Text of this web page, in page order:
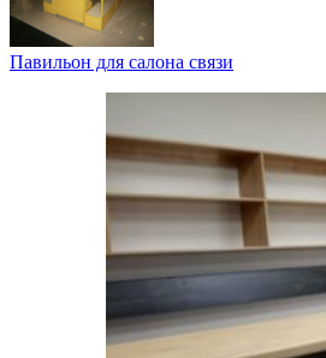
Павильон для салона связи